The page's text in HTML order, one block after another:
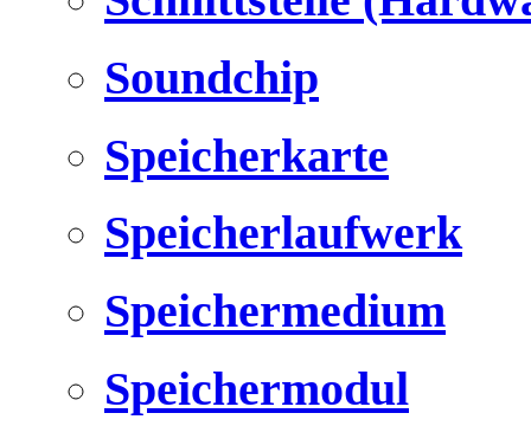
Soundchip
Speicherkarte
Speicherlaufwerk
Speichermedium
Speichermodul